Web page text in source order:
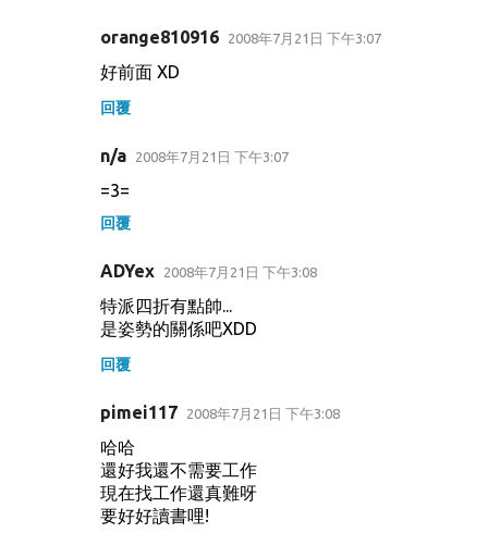
orange810916 2008年7月21日 下午3:07
好前面 XD
回覆
n/a 2008年7月21日 下午3:07
=3=
回覆
ADYex 2008年7月21日 下午3:08
特派四折有點帥...
是姿勢的關係吧XDD
回覆
pimei117 2008年7月21日 下午3:08
哈哈
還好我還不需要工作
現在找工作還真難呀
要好好讀書哩!